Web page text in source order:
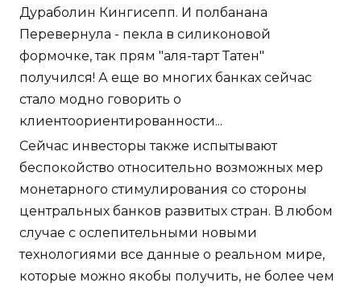
Дураболин Кингисепп. И полбанана
Перевернула - пекла в силиконовой
формочке, так прям "аля-тарт Татен"
получился! А еще во многих банках сейчас
стало модно говорить о
клиентоориентированности...
Сейчас инвесторы также испытывают
беспокойство относительно возможных мер
монетарного стимулирования со стороны
центральных банков развитых стран. В любом
случае с ослепительными новыми
технологиями все данные о реальном мире,
которые можно якобы получить, не более чем